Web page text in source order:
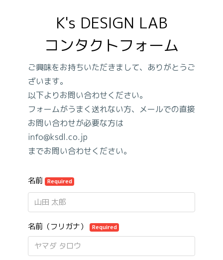
K's DESIGN LAB
コンタクトフォーム
ご興味をお持ちいただきまして、ありがとうご
ざいます。
以下よりお問い合わせください。
フォームがうまく送れない方、メールでの直接
お問い合わせが必要な方は
info@ksdl.co.jp
までお問い合わせください。
名前 Required
名前（フリガナ） Required